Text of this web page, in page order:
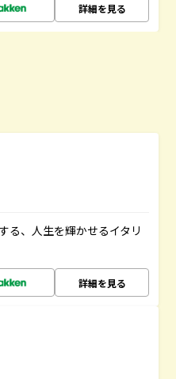
詳細を見る
る、人生を輝かせるイタリ
詳細を見る